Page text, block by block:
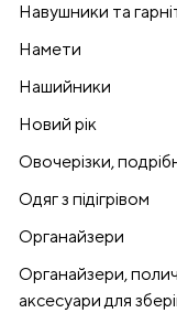
Навушники та
Намети
Нашийники
Новий рік
Овочерізки,
Одяг з підігрівом
Органайзери
Органайзери,
аксесуари для